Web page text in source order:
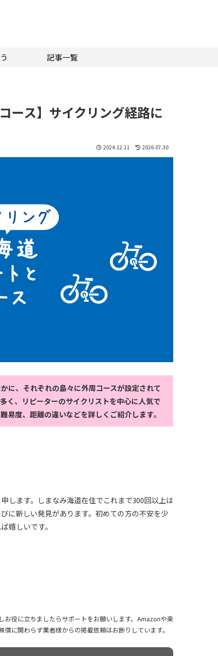
記事一覧
ース】サイクリング経路に
2024.12.11 2026.07.30
に、それぞれの島々に外周コースが設定されて
く、リピーターのサイクリストを中心に人気で
度、距離の違いなどを詳しくご紹介します。
します。しまなみ海道在住でこれまで300回以上は
に新しい発見があります。初めての方の不安を少
嬉しいです。
役に立ちましたらサポートをお願いします。Amazonや楽
に関わらず業者様からの掲載依頼はお断りしています。